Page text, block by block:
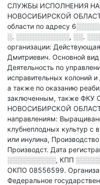
СЛУЖБЫ ИСПОЛНЕНИЯ
НОВОСИБИРСКОЙ
области по адресу
░. ░░░░░░░░░░░, ░░.
организации:
Дмитриевич. Основной вид
Деятельность по
исправительных колоний
а также по оказанию
заключенным, также
НОВОСИБИРСКОЙ
направлениям:
клубнеплодных культур
или инулина,
Производст. Дата
░░░░░░░░░░, КПП
ОКПО 08556599.
Федеральное